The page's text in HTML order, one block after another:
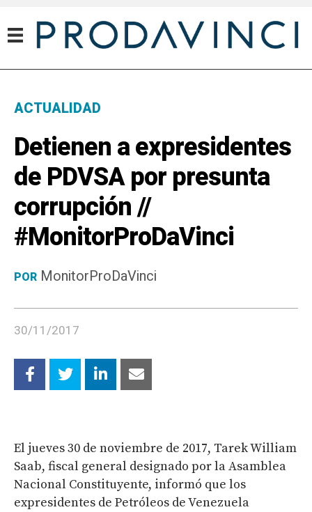
ACTUALIDAD
Detienen a expresidentes
de PDVSA por presunta
corrupción //
#MonitorProDaVinci
POR MonitorProDaVinci
30/11/2017
El jueves 30 de noviembre de 2017, Tarek William
Saab, fiscal general designado por la Asamblea
Nacional Constituyente, informó que los
expresidentes de Petróleos de Venezuela